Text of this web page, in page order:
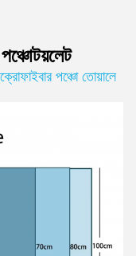
টয়লেট
পঞ্চো তোয়ালে